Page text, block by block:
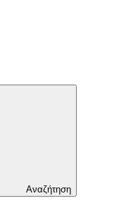
Αναζήτηση